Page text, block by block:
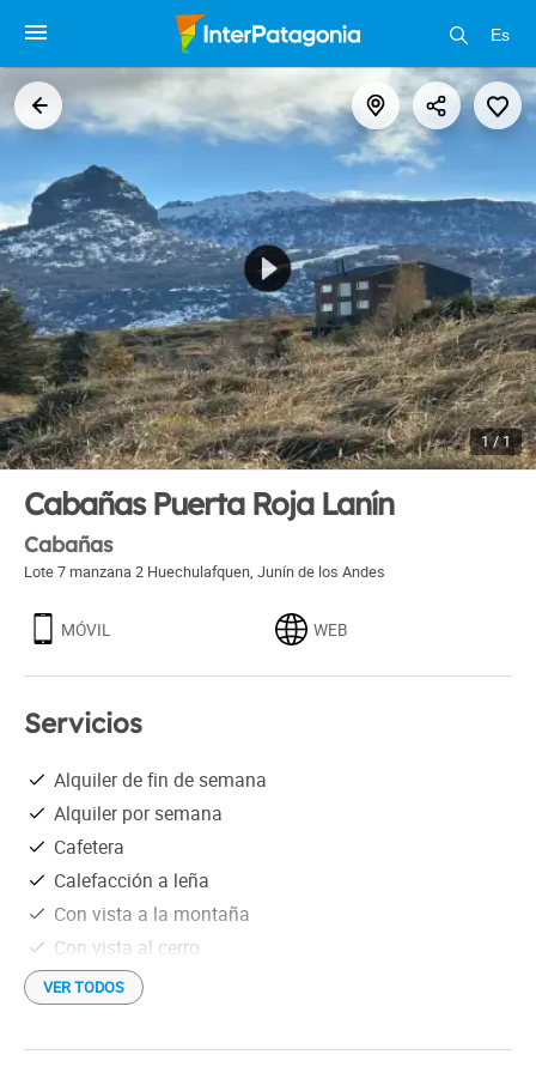
Es
1 / 1
Cabañas Puerta Roja Lanín
Cabañas
Lote 7 manzana 2 Huechulafquen, Junín de los Andes
MÓVIL WEB
Servicios
Alquiler de fin de semana
Alquiler por semana
Cafetera
Calefacción a leña
Con vista a la montaña
Con vista al cerro
En las afueras
En parque nacional
Estacionamiento gratis
VER TODOS